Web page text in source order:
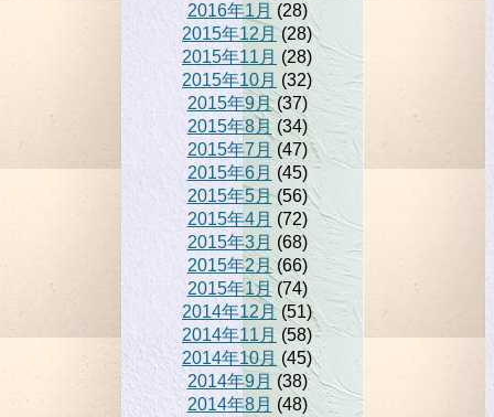
2016年1月 (28)
2015年12月 (28)
2015年11月 (28)
2015年10月 (32)
2015年9月(37)
2015年8月(34)
2015年7月 (47)
2015年6月(45)
2015年5月(56)
2015年4月 (72)
2015年3月 (68)
2015年2月(66)
2015年1月(74)
2014年12月 (51)
2014年11月 (58)
2014年10月 (45)
2014年9月 (38)
2014年8月 (48)